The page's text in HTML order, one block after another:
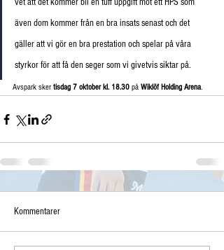
även dom kommer från en bra insats senast och det
gäller att vi gör en bra prestation och spelar på våra
styrkor för att få den seger som vi givetvis siktar på.
Avspark sker tisdag 7 oktober kl. 18.30 på Wiklöf Holding Arena.
Kommentarer